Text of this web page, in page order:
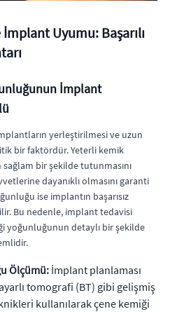
Uyumu: Başarılı
İmplant
yerleştirilmesi ve uzun
bir faktördür. Yeterli kemik
bir şekilde tutunmasını
dayanıklı olmasını garanti
ise implantın başarısız
Bu nedenle, implant tedavisi
yoğunluğunun detaylı bir şekilde
Ölçümü: İmplant planlaması
tomografi (BT) gibi gelişmiş
kullanılarak çene kemiği